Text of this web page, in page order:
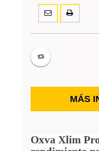
MÁS
Oxva Xlim